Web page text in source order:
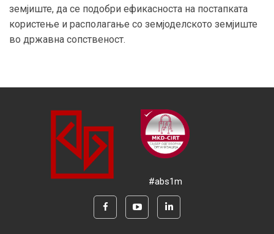
земјиште, да се подобри ефикасноста на постапката
користење и располагање со земјоделското земјиште
во државна сопственост.
#abs1m